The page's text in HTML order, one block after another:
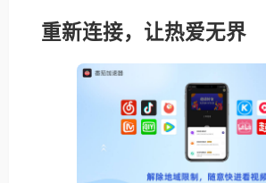
重新连接，让热爱无界